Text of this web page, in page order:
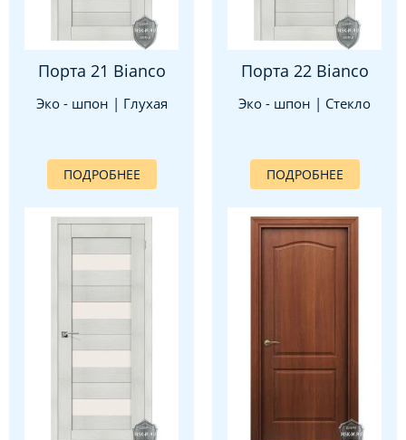
Порта 21 Bianco
Эко - шпон | Глухая
ПОДРОБНЕЕ
Порта 22 Bianco
Эко - шпон | Стекло
ПОДРОБНЕЕ